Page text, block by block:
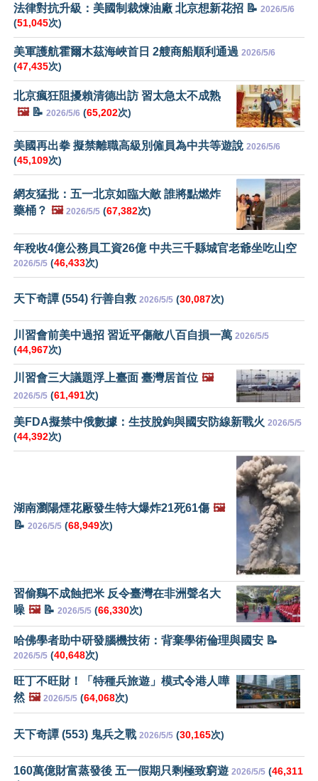
法律對抗升級：美國制裁煉油廠 北京想新花招 📝 2026/5/6
(51,045次)
美軍護航霍爾木茲海峽首日 2艘商船順利通過 2026/5/6
(47,435次)
北京瘋狂阻擾賴清德出訪 習太急太不成熟
🖼️📝 2026/5/6 (65,202次)
美國再出拳 擬禁離職高級別僱員為中共等遊說 2026/5/6
(45,109次)
網友猛批：五一北京如臨大敵 誰將點燃炸
藥桶？ 🖼️ 2026/5/5 (67,382次)
年稅收4億公務員工資26億 中共三千縣城官老爺坐吃山空
2026/5/5 (46,433次)
天下奇譚 (554) 行善自救 2026/5/5 (30,087次)
川習會前美中過招 習近平傷敵八百自損一萬 2026/5/5
(44,967次)
川習會三大議題浮上臺面 臺灣居首位 🖼️
2026/5/5 (61,491次)
美FDA擬禁中俄數據：生技脫鉤與國安防線新戰火 2026/5/5
(44,392次)
湖南瀏陽煙花厰發生特大爆炸21死61傷 🖼️
📝 2026/5/5 (68,949次)
習偷鷄不成蝕把米 反令臺灣在非洲聲名大
噪 🖼️📝 2026/5/5 (66,330次)
哈佛學者助中研發腦機技術：背棄學術倫理與國安 📝
2026/5/5 (40,648次)
旺丁不旺財！「特種兵旅遊」模式令港人嘩
然 🖼️ 2026/5/5 (64,068次)
天下奇譚 (553) 鬼兵之戰 2026/5/5 (30,165次)
160萬億財富蒸發後 五一假期只剩極致窮遊 2026/5/5 (46,311